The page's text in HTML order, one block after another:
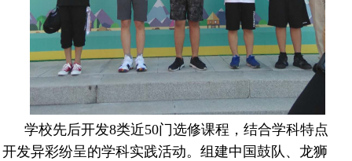
学校先后开发8类近50门选修课程，结合学科特点
开发异彩纷呈的学科实践活动。组建中国鼓队、龙狮